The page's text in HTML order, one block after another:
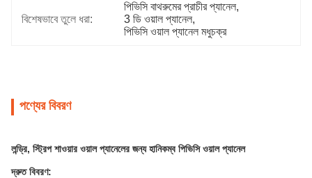
বিশেষভাবে তুলে ধরা:
পিভিসি বাথরুমের প্রাচীর প্যানেল,
3 ডি ওয়াল প্যানেল,
পিভিসি ওয়াল প্যানেল মধুচক্র
পণ্যের বিবরণ
লন্ড্রি, স্ট্রিপ শাওয়ার ওয়াল প্যানেলের জন্য হানিকম্ব পিভিসি ওয়াল প্যানেল
দ্রুত বিবরণ: